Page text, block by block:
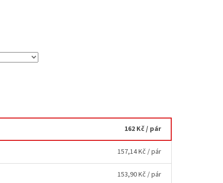
162 Kč/ pár
157,14 Kč / pár
153,90 Kč / pár